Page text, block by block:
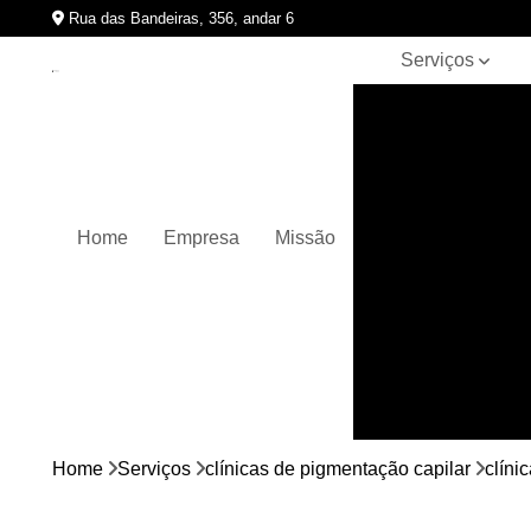
Rua das Bandeiras, 356, andar 6
Home Empresa Missão
Serviços
Home Serviços clínicas de pigmentação capilar